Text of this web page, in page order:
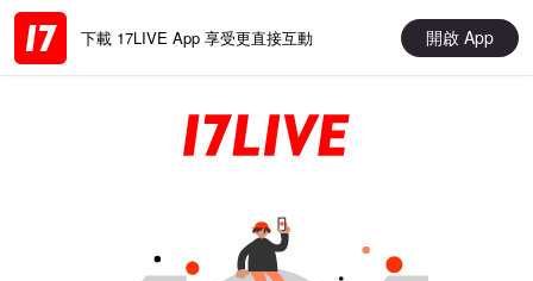
下載 17LIVE App 享受更直接互動 開啟 App